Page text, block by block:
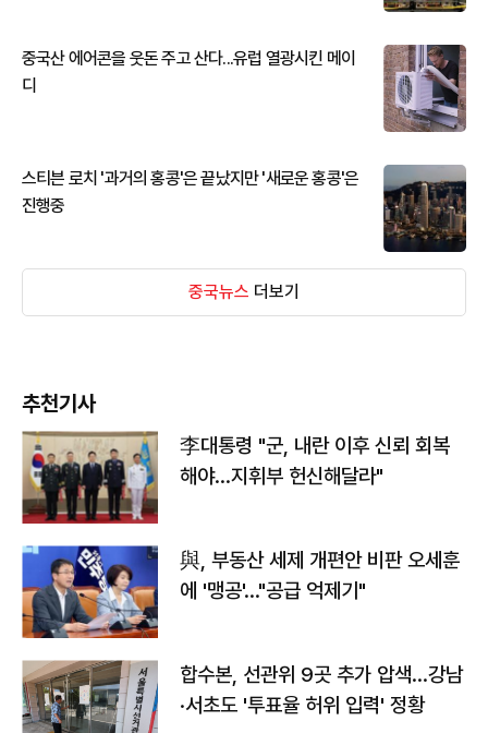
중국산 에어콘을 웃돈 주고 산다...유럽 열광시킨 메이
디
스티븐 로치 '과거의 홍콩'은 끝났지만 '새로운 홍콩'은
진행중
중국뉴스 더보기
추천기사
李대통령 "군, 내란 이후 신뢰 회복
해야…지휘부 헌신해달라"
與, 부동산 세제 개편안 비판 오세훈
에 '맹공'…"공급 억제기"
합수본, 선관위 9곳 추가 압색…강남
·서초도 '투표율 허위 입력' 정황